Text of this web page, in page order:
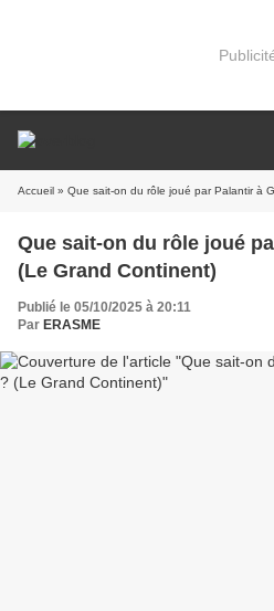
Accueil » Que sait-on du rôle joué par Palantir à
Que sait-on du rôle joué
(Le Grand Continent)
Publié le 05/10/2025 à 20:11
Par ERASME